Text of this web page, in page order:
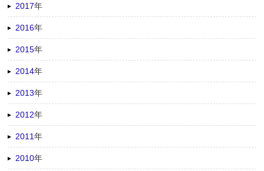
2017年
2016年
2015年
2014年
2013年
2012年
2011年
2010年